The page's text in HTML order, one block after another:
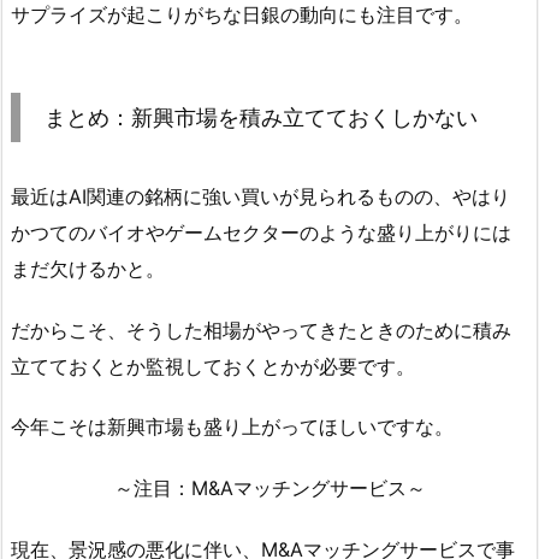
サプライズが起こりがちな日銀の動向にも注目です。
まとめ：新興市場を積み立てておくしかない
最近はAI関連の銘柄に強い買いが見られるものの、やはり
かつてのバイオやゲームセクターのような盛り上がりには
まだ欠けるかと。
だからこそ、そうした相場がやってきたときのために積み
立てておくとか監視しておくとかが必要です。
今年こそは新興市場も盛り上がってほしいですな。
～注目：M&Aマッチングサービス～
現在、景況感の悪化に伴い、M&Aマッチングサービスで事